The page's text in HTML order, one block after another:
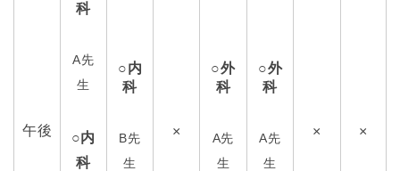
午後
科
A先
生
○内
科
○内
科
B先
生
×
○外
科
A先
生
○外
科
A先
生
× ×